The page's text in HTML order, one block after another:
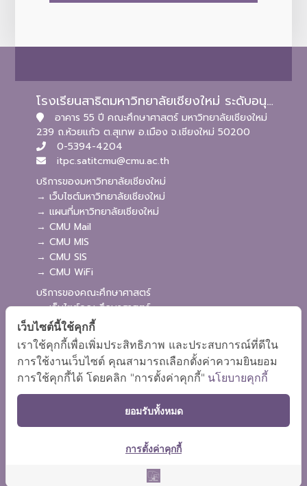
โรงเรียนสาธิตมหาวิทยาลัยเชียงใหม่ ระดับอนุบาลและประถมศึกษา
อาคาร 55 ปี คณะศึกษาศาสตร์ มหาวิทยาลัยเชียงใหม่
239 ถ.ห้วยแก้ว ต.สุเทพ อ.เมือง จ.เชียงใหม่ 50200
0-5394-4204
itpc.satitcmu@cmu.ac.th
บริการของมหาวิทยาลัยเชียงใหม่
→ เว็บไซต์มหาวิทยาลัยเชียงใหม่
→ แผนที่มหาวิทยาลัยเชียงใหม่
→ CMU Mail
→ CMU MIS
→ CMU SIS
→ CMU WiFi
บริการของคณะศึกษาศาสตร์
→ เว็บไซต์คณะศึกษาศาสตร์
→ ระบบจัดการเว็บไซต์
→ ระบบ Admission
→ EDU MIS
→ EDU SIS
เว็บไซต์นี้ใช้คุกกี้
เราใช้คุกกี้เพื่อเพิ่มประสิทธิภาพ และประสบการณ์ที่ดีใน
การใช้งานเว็บไซต์ คุณสามารถเลือกตั้งค่าความยินยอม
การใช้คุกกี้ได้ โดยคลิก "การตั้งค่าคุกกี้" นโยบายคุกกี้
ยอมรับทั้งหมด
การตั้งค่าคุกกี้